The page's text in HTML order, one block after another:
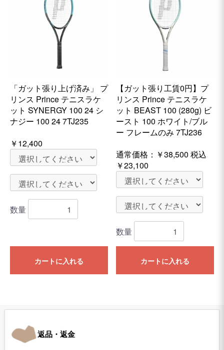
「ガット張り上げ済み」 プ
リンス Prince テニスラケ
ット SYNERGY 100 24 シ
ナジー 100 24 7TJ235
￥12,400
数量
カートに入れる
【ガット張り工賃0円】プ
リンス Prince テニスラケ
ット BEAST 100 (280g) ビ
ースト 100 ホワイト/ブル
ー フレームのみ 7TJ236
通常価格： ￥38,500 税込
￥23,100
数量
カートに入れる
返品・返金